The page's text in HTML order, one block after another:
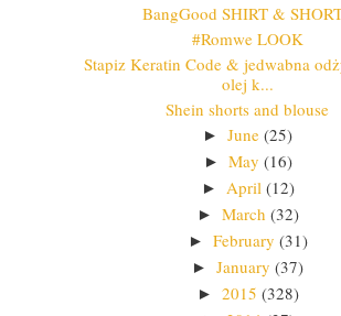
BangGood SHIRT &
#Romwe LOOK
Stapiz Keratin Code & jedwabna
olej k...
Shein shorts and blouse
► June (25)
► May (16)
► April (12)
► March (32)
► February (31)
► January (37)
► 2015 (328)